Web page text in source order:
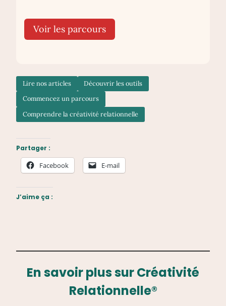
Voir les parcours
Lire nos articles
Découvrir les outils
Commencez un parcours
Comprendre la créativité relationnelle
Partager :
Facebook E-mail
J’aime ça :
En savoir plus sur Créativité
Relationnelle®